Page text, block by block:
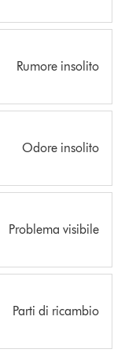
Rumore insolito
Odore insolito
Problema visibile
Parti di ricambio